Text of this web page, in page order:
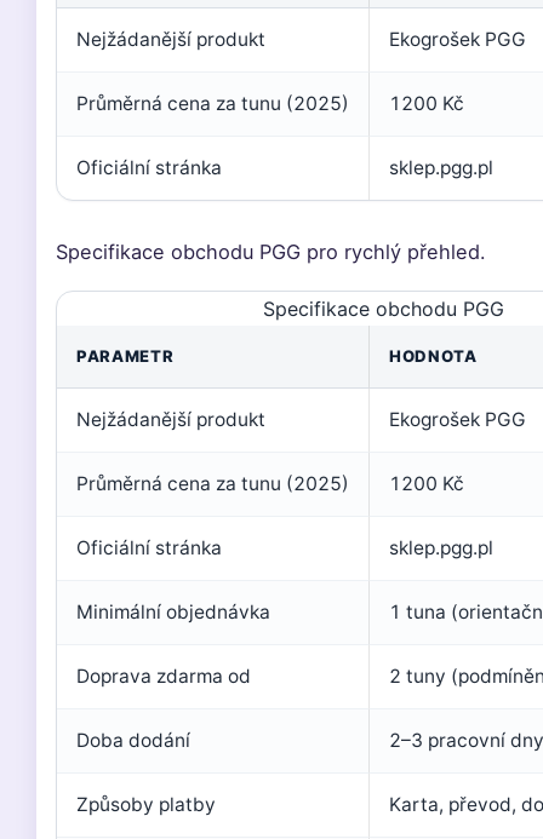
Nejžádanější produkt Ekogrošek PGG
Průměrná cena za tunu (2025) 1200 Kč
Oficiální stránka sklep.pgg.pl
Specifikace obchodu PGG pro rychlý přehled.
Specifikace obchodu PGG
PARAMETR HODNOTA
Nejžádanější produkt Ekogrošek PGG
Průměrná cena za tunu (2025) 1200 Kč
Oficiální stránka sklep.pgg.pl
Minimální objednávka 1 tuna
Doprava zdarma od 2 tuny
Doba dodání 2–3 pracovní dny
Způsoby platby Karta, převod,